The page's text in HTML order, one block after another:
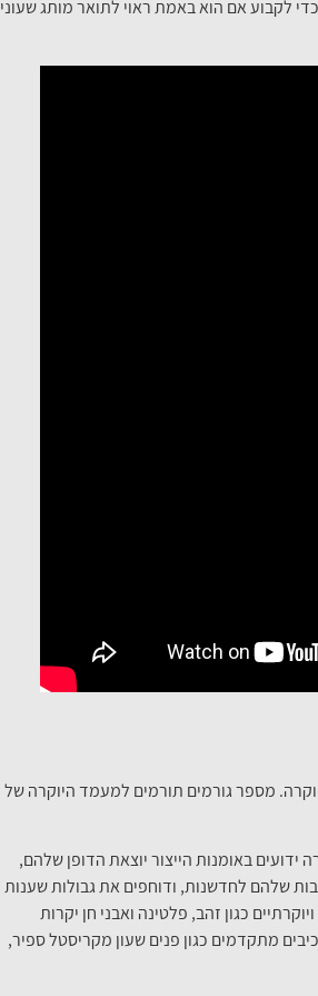
לקבוע אם הוא באמת ראוי לתואר מותג שעוני
מספר גורמים תורמים למעמד היוקרה של
ידועים באומנות הייצור יוצאת הדופן שלהם,
שלהם לחדשנות, ודוחפים את גבולות שענות
כגון זהב, פלטינה ואבני חן יקרות
מתקדמים כגון פנים שעון מקריסטל ספיר,